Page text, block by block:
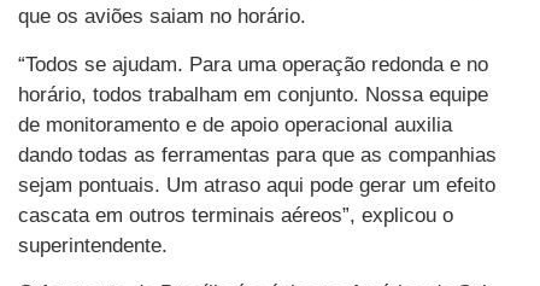
que os aviões saiam no horário.
“Todos se ajudam. Para uma operação redonda e no
horário, todos trabalham em conjunto. Nossa equipe
de monitoramento e de apoio operacional auxilia
dando todas as ferramentas para que as companhias
sejam pontuais. Um atraso aqui pode gerar um efeito
cascata em outros terminais aéreos”, explicou o
superintendente.